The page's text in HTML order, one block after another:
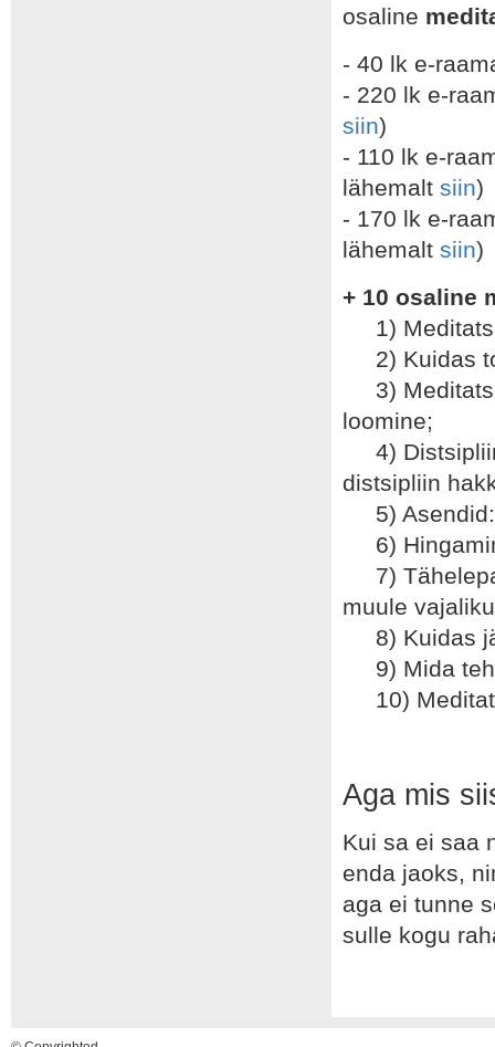
osaline
- 40 lk e-
- 220 lk e-
siin)
- 110 lk e-
lähemalt siin)
- 170 lk e-
lähemalt siin)
+ 10 osaline
1)
2) Kuidas
3)
loomine;
4)
distsipliin
5) Asendid:
6)
7)
muule
8) Kuidas
9) Mida
10)
Aga mis
Kui sa ei saa
enda jaoks,
aga ei tunne
sulle kogu